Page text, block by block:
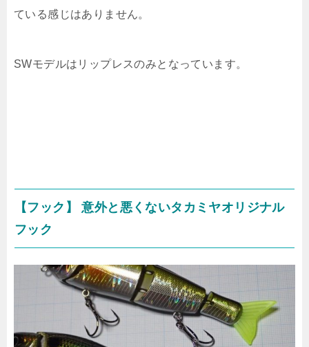
ている感じはありません。
SWモデルはリップレスのみとなっています。
【フック】 意外と悪くないタカミヤオリジナル
フック